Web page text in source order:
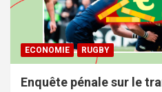
ECONOMIE RUGBY
Enquête pénale sur le